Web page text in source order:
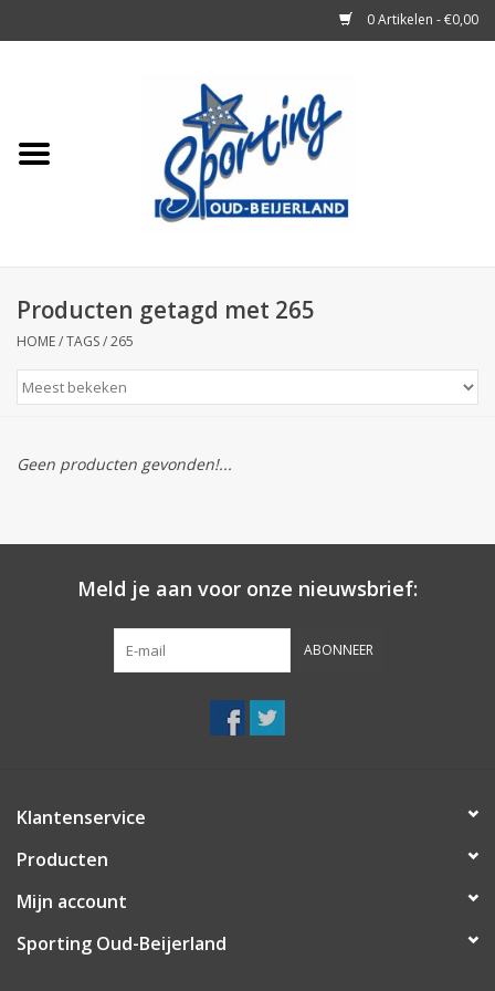
0 Artikelen - €0,00
Tennisrackets
Merken
Producten getagd met 265
HOME/TAGS/265
Geen producten gevonden!...
Meld je aan voor onze nieuwsbrief:
ABONNEER
Klantenservice
Producten
Mijn account
Sporting Oud-Beijerland